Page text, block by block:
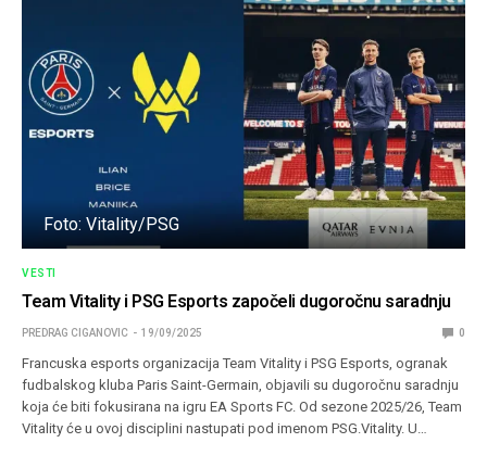
Foto: Vitality/PSG
VESTI
Team Vitality i PSG Esports započeli dugoročnu saradnju
PREDRAG CIGANOVIC 19/09/2025 0
Francuska esports organizacija Team Vitality i PSG Esports, ogranak
fudbalskog kluba Paris Saint-Germain, objavili su dugoročnu saradnju
koja će biti fokusirana na igru EA Sports FC. Od sezone 2025/26, Team
Vitality će u ovoj disciplini nastupati pod imenom PSG.Vitality. U…